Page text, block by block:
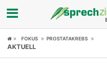
Fokus
FOKUS PROSTATAKREBS
AKTUELL